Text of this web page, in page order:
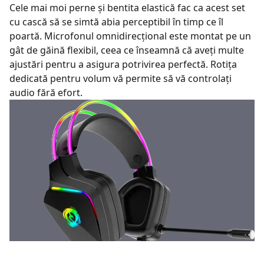
Cele mai moi perne și bentita elastică fac ca acest set
cu cască să se simtă abia perceptibil în timp ce îl
poartă. Microfonul omnidirecțional este montat pe un
gât de găină flexibil, ceea ce înseamnă că aveți multe
ajustări pentru a asigura potrivirea perfectă. Rotița
dedicată pentru volum vă permite să vă controlați
audio fără efort.